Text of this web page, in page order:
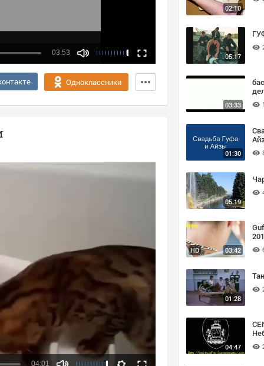
03:53
Одноклассники
04:01
02:10
05:17
03:33
01:30
05:19
03:42
HD
01:28
04:47